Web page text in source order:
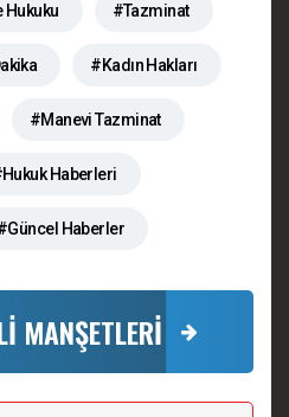
Hukuku #Tazminat
#Kadın Hakları
#Manevi Tazminat
Haberleri
Haberler
MANŞETLERİ